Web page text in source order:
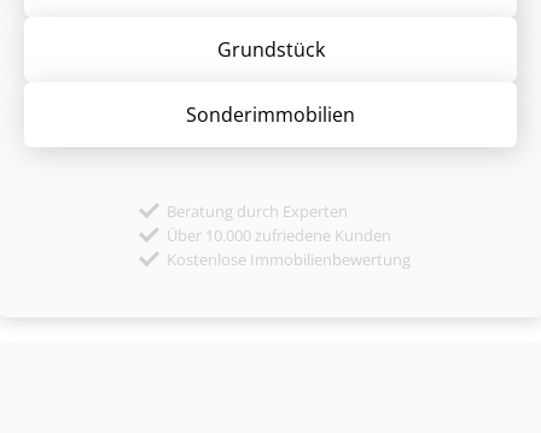
Grund­stück
Sonder­immobilien
Beratung durch Experten
Über 10.000 zufriedene Kunden
Kostenlose Immobilienbewertung